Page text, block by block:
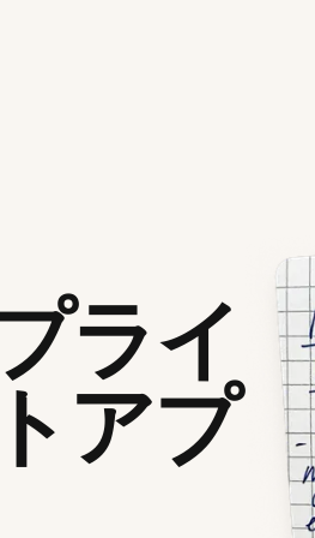
ライ
アプ